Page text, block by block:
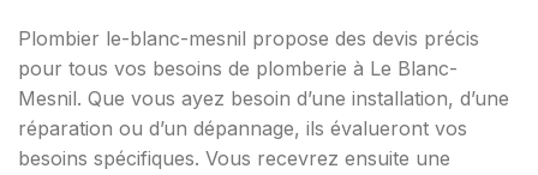
Plombier le-blanc-mesnil propose des devis précis
pour tous vos besoins de plomberie à Le Blanc-
Mesnil. Que vous ayez besoin d’une installation, d’une
réparation ou d’un dépannage, ils évalueront vos
besoins spécifiques. Vous recevrez ensuite une